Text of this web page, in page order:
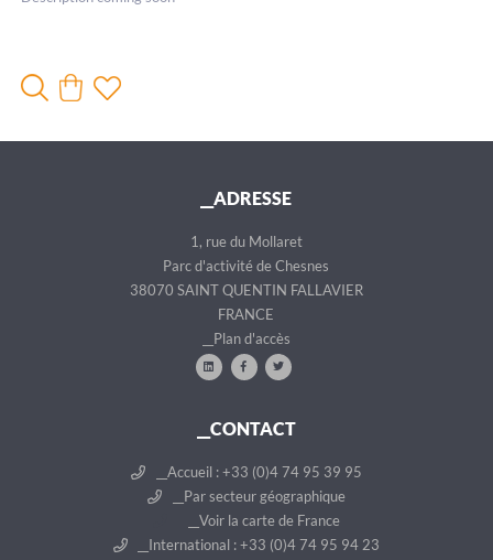
__ADRESSE
1, rue du Mollaret
Parc d'activité de Chesnes
38070 SAINT QUENTIN FALLAVIER
FRANCE
__Plan d'accès
__CONTACT
__Accueil : +33 (0)4 74 95 39 95
__Par secteur géographique
__Voir la carte de France
__International : +33 (0)4 74 95 94 23